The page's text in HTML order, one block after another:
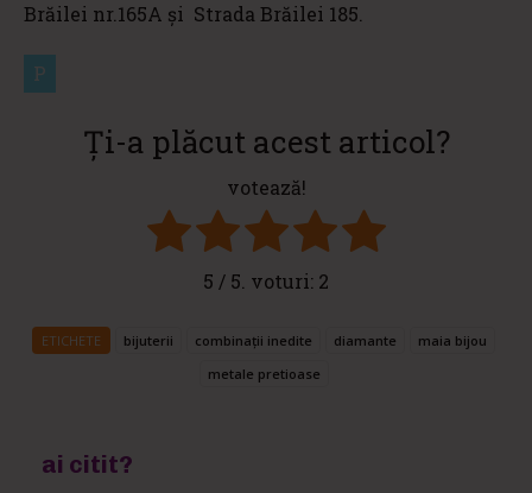
Brăilei nr.165A și Strada Brăilei 185.
P
Ți-a plăcut acest articol?
votează!
5 / 5. voturi: 2
ETICHETE bijuterii combinații inedite diamante
maia bijou
metale pretioase
ai citit?